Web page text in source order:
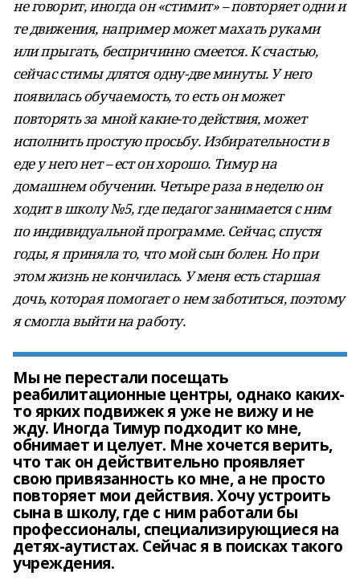
не говорит, иногда он «стимит» – повторяет одни и
те движения, например может махать руками
или прыгать, беспричинно смеется. К счастью,
сейчас стимы длятся одну-две минуты. У него
появилась обучаемость, то есть он может
повторять за мной какие-то действия, может
исполнить простую просьбу. Избирательности в
еде у него нет – ест он хорошо. Тимур на
домашнем обучении. Четыре раза в неделю он
ходит в школу №5, где педагог занимается с ним
по индивидуальной программе. Сейчас, спустя
годы, я приняла то, что мой сын болен. Но при
этом жизнь не кончилась. У меня есть старшая
дочь, которая помогает о нем заботиться, поэтому
я смогла выйти на работу.
Мы не перестали посещать
реабилитационные центры, однако каких-
то ярких подвижек я уже не вижу и не
жду. Иногда Тимур подходит ко мне,
обнимает и целует. Мне хочется верить,
что так он действительно проявляет
свою привязанность ко мне, а не просто
повторяет мои действия. Хочу устроить
сына в школу, где с ним работали бы
профессионалы, специализирующиеся на
детях-аутистах. Сейчас я в поисках такого